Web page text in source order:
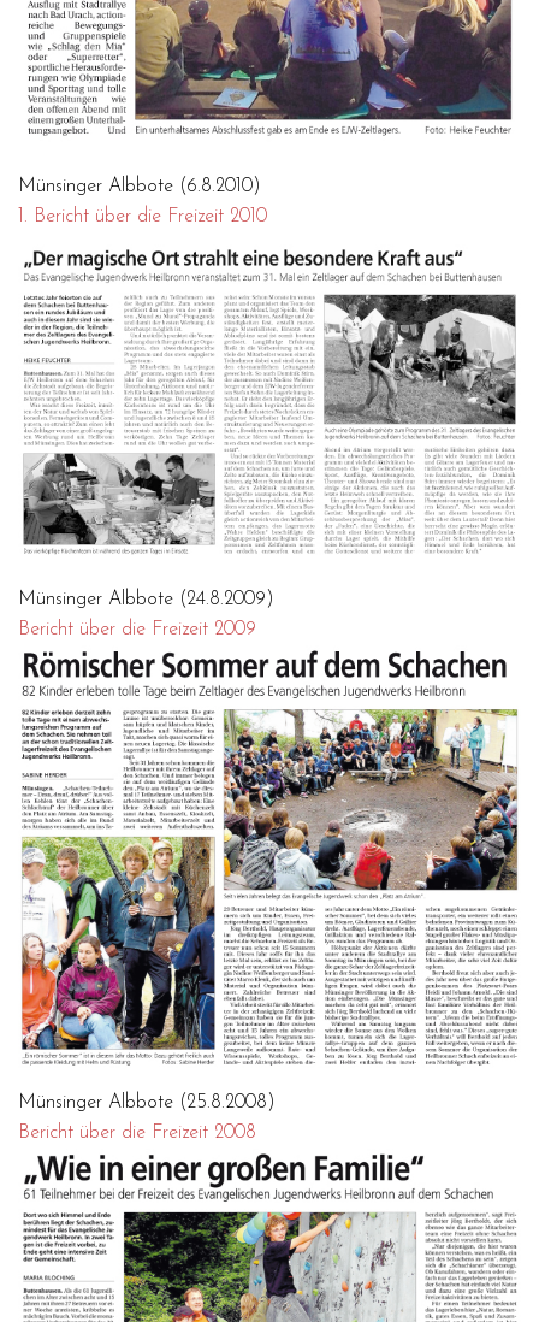
Münsinger Albbote (6.8.2010)
1. Bericht über die Freizeit 2010
Münsinger Albbote (24.8.2009)
Bericht über die Freizeit 2009
Münsinger Albbote (25.8.2008)
Bericht über die Freizeit 2008